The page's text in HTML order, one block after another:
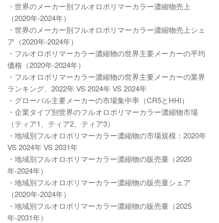
・世界のメーカー別フルオロポリマーカラー濃縮物売上
（2020年-2024年）
・世界のメーカー別フルオロポリマーカラー濃縮物売上シェ
ア（2020年-2024年）
・フルオロポリマーカラー濃縮物の世界主要メーカーの平均
価格（2020年-2024年）
・フルオロポリマーカラー濃縮物の世界主要メーカーの業界
ランキング、2022年 VS 2024年 VS 2024年
・グローバル主要メーカーの市場集中率（CR5とHHI）
・企業タイプ別世界のフルオロポリマーカラー濃縮物市場
（ティア1、ティア2、ティア3）
・地域別フルオロポリマーカラー濃縮物の市場規模：2020年
VS 2024年 VS 2031年
・地域別フルオロポリマーカラー濃縮物の販売量（2020
年-2024年）
・地域別フルオロポリマーカラー濃縮物の販売量シェア
（2020年-2024年）
・地域別フルオロポリマーカラー濃縮物の販売量（2025
年-2031年）